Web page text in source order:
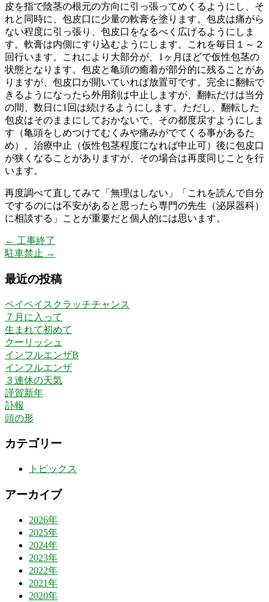
皮を指で陰茎の根元の方向に引っ張ってめくるようにし、そ
れと同時に、包皮口に少量の軟膏を塗ります。包皮は痛がら
ない程度に引っ張り、包皮口をなるべく広げるようにしま
す。軟膏は内側にすり込むようにします。これを毎日１～２
回行います。これにより大部分が、1ヶ月ほどで仮性包茎の
状態となります。包皮と亀頭の癒着が部分的に残ることがあ
りますが、包皮口が開いていれば放置可です。完全に翻転で
きるようになったら外用剤は中止しますが、翻転だけは当分
の間、数日に1回は続けるようにします。ただし、翻転した
包皮はそのままにしておかないで、その都度戻すようにしま
す（亀頭をしめつけてむくみや痛みがでてくる事があるた
め）。治療中止（仮性包茎程度になれば中止可）後に包皮口
が狭くなることがありますが、その場合は再度同じことを行
います。
再度調べて直してみて「無理はしない」「これを読んで自分
でするのには不安があると思ったら専門の先生（泌尿器科）
に相談する」ことが重要だと個人的には思います。
← 工事終了
駐車禁止 →
最近の投稿
ペイペイスクラッチチャンス
７月に入って
生まれて初めて
クーリッシュ
インフルエンザB
インフルエンザ
３連休の天気
謹賀新年
訃報
頭の形
カテゴリー
トピックス
アーカイブ
2026年
2025年
2024年
2023年
2022年
2021年
2020年